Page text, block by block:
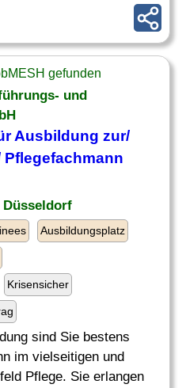
gefunden
und
Ausbildung zur/
Düsseldorf
Ausbildungsplatz
Krisensicher
sind Sie bestens
im vielseitigen und
Pflege. Sie erlangen